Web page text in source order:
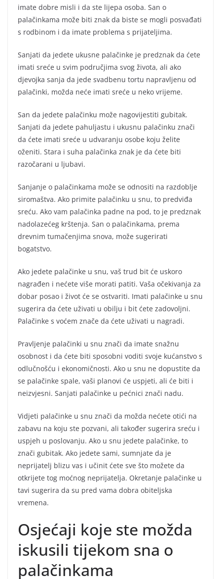
imate dobre misli i da ste lijepa osoba. San o
palačinkama može biti znak da biste se mogli posvađati
s rodbinom i da imate problema s prijateljima.
Sanjati da jedete ukusne palačinke je predznak da ćete
imati sreće u svim područjima svog života, ali ako
djevojka sanja da jede svadbenu tortu napravljenu od
palačinki, možda neće imati sreće u neko vrijeme.
San da jedete palačinku može nagovijestiti gubitak.
Sanjati da jedete pahuljastu i ukusnu palačinku znači
da ćete imati sreće u udvaranju osobe koju želite
oženiti. Stara i suha palačinka znak je da ćete biti
razočarani u ljubavi.
Sanjanje o palačinkama može se odnositi na razdoblje
siromaštva. Ako primite palačinku u snu, to predviđa
sreću. Ako vam palačinka padne na pod, to je predznak
nadolazećeg krštenja. San o palačinkama, prema
drevnim tumačenjima snova, može sugerirati
bogatstvo.
Ako jedete palačinke u snu, vaš trud bit će uskoro
nagrađen i nećete više morati patiti. Vaša očekivanja za
dobar posao i život će se ostvariti. Imati palačinke u snu
sugerira da ćete uživati u obilju i bit ćete zadovoljni.
Palačinke s voćem znače da ćete uživati u nagradi.
Pravljenje palačinki u snu znači da imate snažnu
osobnost i da ćete biti sposobni voditi svoje kućanstvo s
odlučnošću i ekonomičnosti. Ako u snu ne dopustite da
se palačinke spale, vaši planovi će uspjeti, ali će biti i
neizvjesni. Sanjati palačinke u pećnici znači nadu.
Vidjeti palačinke u snu znači da možda nećete otići na
zabavu na koju ste pozvani, ali također sugerira sreću i
uspjeh u poslovanju. Ako u snu jedete palačinke, to
znači gubitak. Ako jedete sami, sumnjate da je
neprijatelj blizu vas i učinit ćete sve što možete da
otkrijete tog moćnog neprijatelja. Okretanje palačinke u
tavi sugerira da su pred vama dobra obiteljska
vremena.
Osjećaji koje ste možda
iskusili tijekom sna o
palačinkama